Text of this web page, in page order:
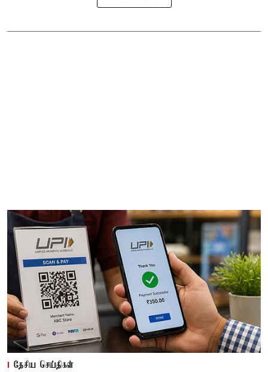
தேசிய செய்திகள்